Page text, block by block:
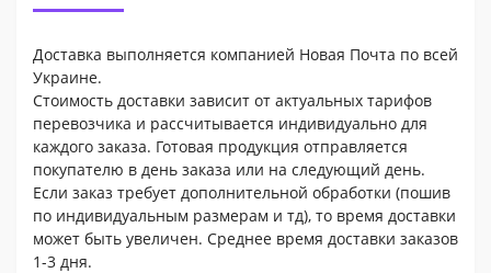
Доставка выполняется компанией Новая Почта по всей
Украине.
Стоимость доставки зависит от актуальных тарифов
перевозчика и рассчитывается индивидуально для
каждого заказа. Готовая продукция отправляется
покупателю в день заказа или на следующий день.
Если заказ требует дополнительной обработки (пошив
по индивидуальным размерам и тд), то время доставки
может быть увеличен. Среднее время доставки заказов
1-3 дня.